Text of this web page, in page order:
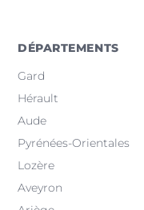
DÉPARTEMENTS
Gard
Hérault
Aude
Pyrénées-Orientales
Lozère
Aveyron